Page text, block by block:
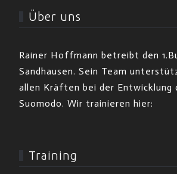
Über uns
Rainer Hoffmann betreibt den
Sandhausen. Sein Team
allen Kräften bei der Entwicklung
Suomodo. Wir trainieren hier:
Training